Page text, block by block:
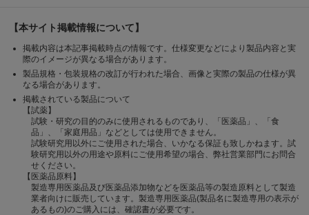
【本サイト掲載情報について】
掲載内容は本記事掲載時点の情報です。仕様変更などにより製品内容と実
際のイメージが異なる場合があります。
製品規格・包装規格の改訂が行われた場合、画像と実際の製品の仕様が異
なる場合があります。
掲載されている製品について
【試薬】
試験・研究の目的のみに使用されるものであり、「医薬品」、「食
品」、「家庭用品」などとしては使用できません。
試験研究用以外にご使用された場合、いかなる保証も致しかねます。試
験研究用以外の用途や原料にご使用希望の場合、弊社営業部門にお問合
せください。
【医薬品原料】
製造専用医薬品及び医薬品添加物などを医薬品等の製造原料として製造
業者向けに販売しています。製造専用医薬品(製品名に製造専用の表示が
あるもの)のご購入には、確認書が必要です。